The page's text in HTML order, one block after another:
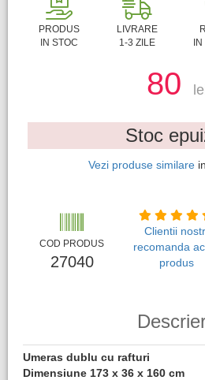
PRODUS
IN STOC
LIVRARE
1-3 ZILE
80
Stoc
Vezi produse similare in
COD PRODUS
27040
Clientii
recomanda
produs
Umeras dublu cu rafturi
Dimensiune 173 x 36 x 160 cm